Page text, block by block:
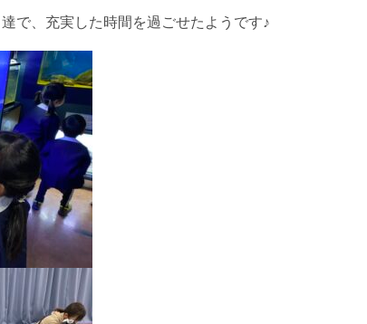
で、充実した時間を過ごせたようです♪